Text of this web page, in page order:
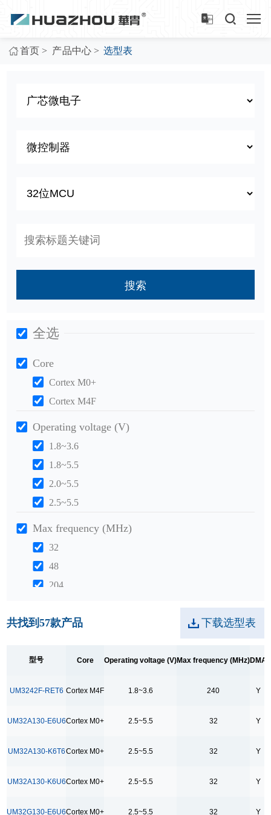
首页 > 产品中心 > 选型表
搜索
全选
Core
Cortex M0+
Cortex M4F
Operating voltage (V)
1.8~3.6
1.8~5.5
2.0~5.5
2.5~5.5
Max frequency (MHz)
32
48
204
312
GPIO
21
24
共找到57款产品 下载选型表
型号 Core Operating voltage (V)Max frequency (MHz)DMA
UM3242F-RET6 Cortex M4F 1.8~3.6 240 Y
UM32A130-E6U6Cortex M0+ 2.5~5.5 32 Y
UM32A130-K6T6Cortex M0+ 2.5~5.5 32 Y
UM32A130-K6U6Cortex M0+ 2.5~5.5 32 Y
UM32G130-E6U6Cortex M0+ 2.5~5.5 32 Y